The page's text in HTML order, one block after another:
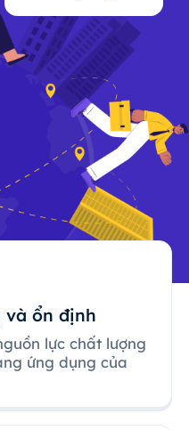
và ổn định
lực chất lượng
ứng dụng của